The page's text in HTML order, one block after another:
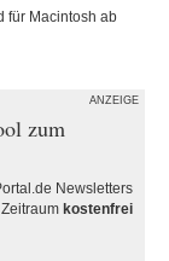
für Macintosh ab
ANZEIGE
zum
Newsletters
kostenfrei